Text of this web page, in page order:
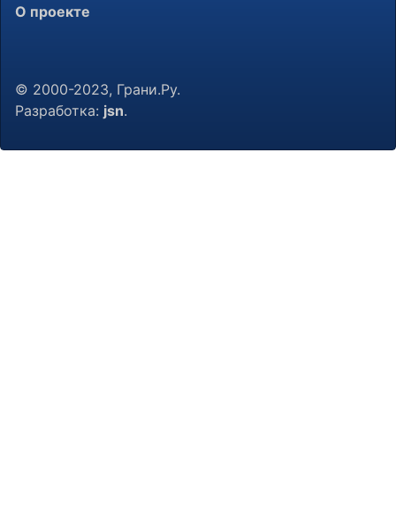
О проекте
© 2000-2023, Грани.Ру.
Разработка: jsn.